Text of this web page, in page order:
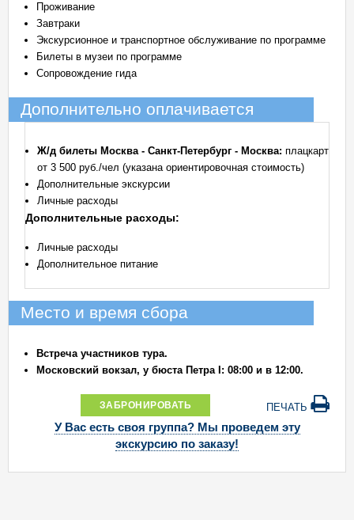
Проживание
Завтраки
Экскурсионное и транспортное обслуживание по программе
Билеты в музеи по программе
Сопровождение гида
Дополнительно оплачивается
Ж/д билеты Москва - Санкт-Петербург - Москва: плацкарт
от 3 500 руб./чел (указана ориентировочная стоимость)
Дополнительные экскурсии
Личные расходы
Дополнительные расходы:
Личные расходы
Дополнительное питание
Место и время сбора
Встреча участников тура.
Московский вокзал, у бюста Петра I: 08:00 и в 12:00.
ЗАБРОНИРОВАТЬ ПЕЧАТЬ
У Вас есть своя группа? Мы проведем эту
экскурсию по заказу!